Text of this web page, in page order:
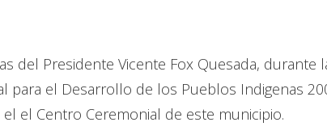
del Presidente Vicente Fox Quesada, durante
para el Desarrollo de los Pueblos Indigenas
el Centro Ceremonial de este municipio.